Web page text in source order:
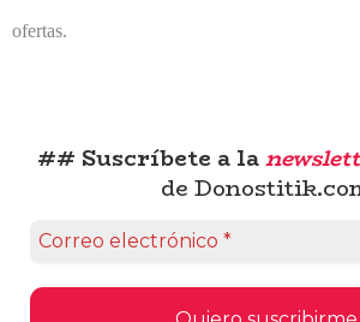
ofertas.
## Suscríbete a la
de